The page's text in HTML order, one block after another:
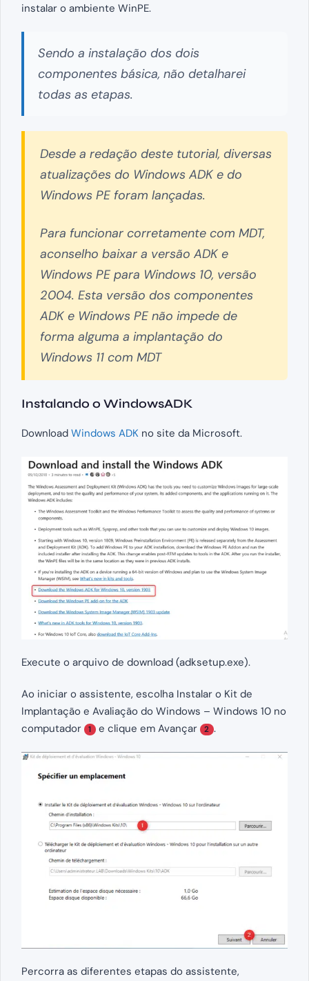
instalar o ambiente WinPE.
Sendo a instalação dos dois
componentes básica, não detalharei
todas as etapas.
Desde a redação deste tutorial, diversas
atualizações do Windows ADK e do
Windows PE foram lançadas.
Para funcionar corretamente com MDT,
aconselho baixar a versão ADK e
Windows PE para Windows 10, versão
2004. Esta versão dos componentes
ADK e Windows PE não impede de
forma alguma a implantação do
Windows 11 com MDT
Instalando o WindowsADK
Download Windows ADK no site da Microsoft.
Execute o arquivo de download (adksetup.exe).
Ao iniciar o assistente, escolha Instalar o Kit de
Implantação e Avaliação do Windows – Windows 10 no
computador
1 e clique em Avançar 2 .
Percorra as diferentes etapas do assistente,